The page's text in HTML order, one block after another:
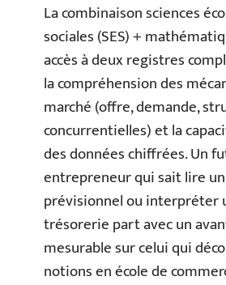
La combinaison sciences
sociales (SES) +
accès à deux registres
la compréhension des
marché (offre, demande,
concurrentielles) et la
des données chiffrées. Un
entrepreneur qui sait lire
prévisionnel ou interpréter
trésorerie part avec un
mesurable sur celui qui
notions en école de